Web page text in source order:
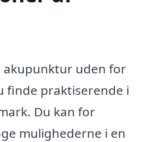
akupunktur uden for
finde praktiserende i
Du kan for
mulighederne i en